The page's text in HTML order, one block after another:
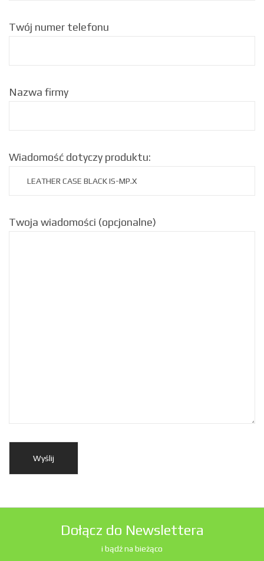
Twój numer telefonu
Nazwa firmy
Wiadomość dotyczy produktu:
Twoja wiadomości (opcjonalne)
Dołącz do Newslettera
i bądź na bieżąco